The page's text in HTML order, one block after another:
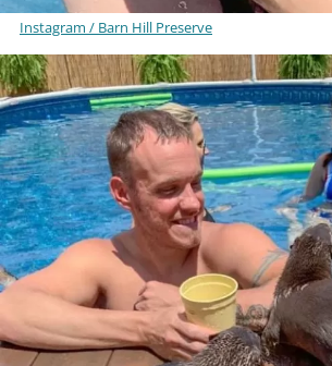
Instagram / Barn Hill Preserve